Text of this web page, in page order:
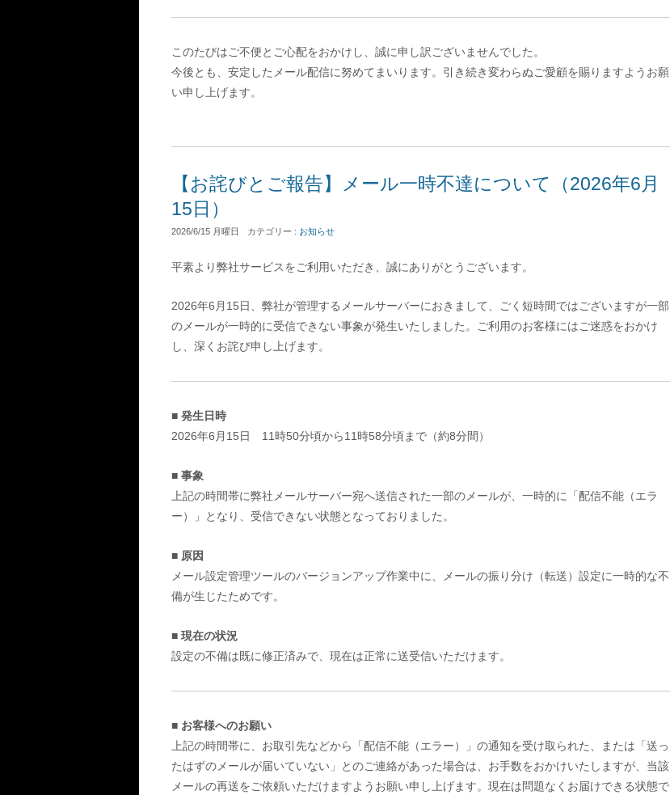
このたびはご不便とご心配をおかけし、誠に申し訳ございませんでした。
今後とも、安定したメール配信に努めてまいります。引き続き変わらぬご愛顧を賜りますようお願
い申し上げます。
【お詫びとご報告】メール一時不達について（2026年6月
15日）
2026/6/15 月曜日 カテゴリー : お知らせ
平素より弊社サービスをご利用いただき、誠にありがとうございます。
2026年6月15日、弊社が管理するメールサーバーにおきまして、ごく短時間ではございますが一部
のメールが一時的に受信できない事象が発生いたしました。ご利用のお客様にはご迷惑をおかけ
し、深くお詫び申し上げます。
■ 発生日時
2026年6月15日 11時50分頃から11時58分頃まで（約8分間）
■ 事象
上記の時間帯に弊社メールサーバー宛へ送信された一部のメールが、一時的に「配信不能（エラ
ー）」となり、受信できない状態となっておりました。
■ 原因
メール設定管理ツールのバージョンアップ作業中に、メールの振り分け（転送）設定に一時的な不
備が生じたためです。
■ 現在の状況
設定の不備は既に修正済みで、現在は正常に送受信いただけます。
■ お客様へのお願い
上記の時間帯に、お取引先などから「配信不能（エラー）」の通知を受け取られた、または「送っ
たはずのメールが届いていない」とのご連絡があった場合は、お手数をおかけいたしますが、当該
メールの再送をご依頼いただけますようお願い申し上げます。現在は問題なくお届けできる状態で